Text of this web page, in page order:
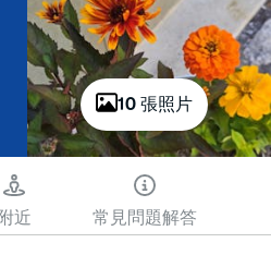
10 張照片
附近 常見問題解答